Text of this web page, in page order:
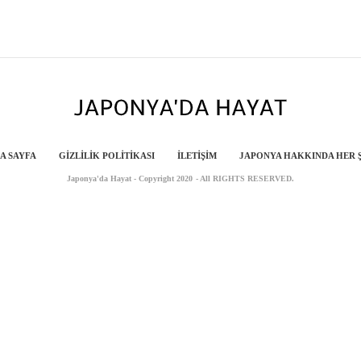
SAYFA GIZLILIK POLITIKASI İLETIŞIM JAPONYA HAKKINDA HER
Japonya'da Hayat - Copyright 2020 - All RIGHTS RESERVED.